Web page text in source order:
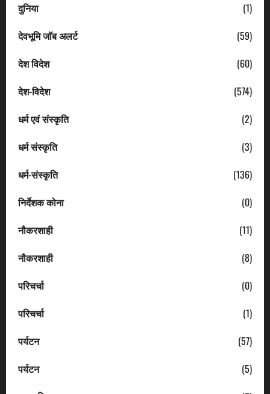
दुनिया
(1)
देवभूमि जॉब अलर्ट
(59)
देश विदेश
(60)
देश-विदेश
(574)
धर्म एवं संस्कृति
(2)
धर्म संस्कृति
(3)
धर्म-संस्कृति
(136)
निर्देशक कोना
(0)
नौकरशाही
(11)
नौकरशाही
(8)
परिचर्चा
(0)
परिचर्चा
(1)
पर्यटन
(57)
पर्यटन
(5)